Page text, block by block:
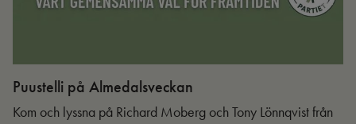
Puustelli på Almedalsveckan
Kom och lyssna på Richard Moberg och Tony Lönnqvist från